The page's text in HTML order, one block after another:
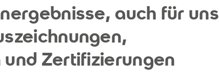
auch für uns
Zertifizierungen